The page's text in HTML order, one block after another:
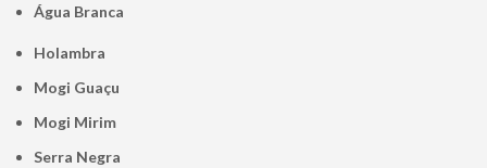
Água Branca
Holambra
Mogi Guaçu
Mogi Mirim
Serra Negra